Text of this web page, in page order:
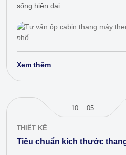
sống hiện đại.
Xem thêm
10 05
THIẾT KẾ
Tiêu chuẩn kích thước